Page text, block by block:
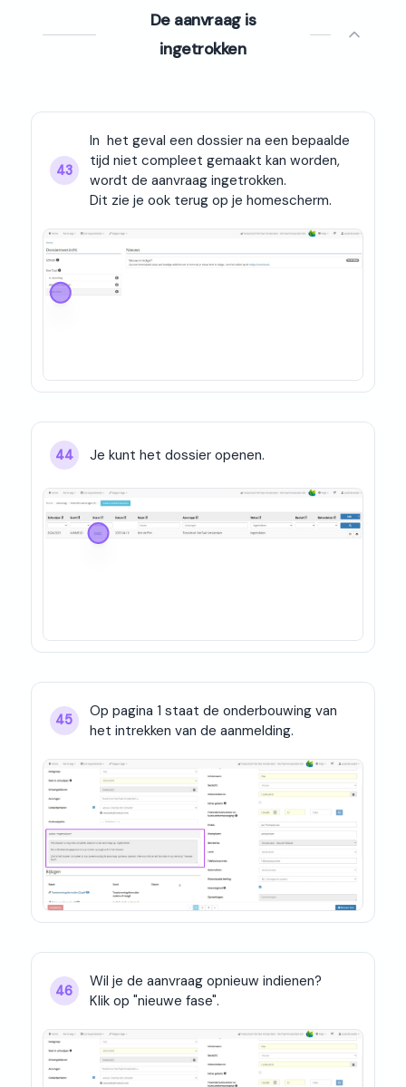
De aanvraag is
ingetrokken
43
In  het geval een dossier na een bepaalde
tijd niet compleet gemaakt kan worden,
wordt de aanvraag ingetrokken.
Dit zie je ook terug op je homescherm.
44 Je kunt het dossier openen.
45
Op pagina 1 staat de onderbouwing van
het intrekken van de aanmelding.
46
Wil je de aanvraag opnieuw indienen?
Klik op "nieuwe fase".